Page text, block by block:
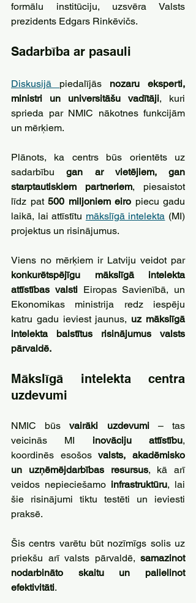
formālu institūciju, uzsvēra Valsts
prezidents Edgars Rinkēvičs.
Sadarbība ar pasauli
Diskusijā piedalījās nozaru eksperti,
ministri un universitāšu vadītāji, kuri
sprieda par NMIC nākotnes funkcijām
un mērķiem.
Plānots, ka centrs būs orientēts uz
sadarbību gan ar vietējiem, gan
starptautiskiem partneriem, piesaistot
līdz pat 500 miljoniem eiro piecu gadu
laikā, lai attīstītu mākslīgā intelekta (MI)
projektus un risinājumus.
Viens no mērķiem ir Latviju veidot par
konkurētspējīgu mākslīgā intelekta
attīstības valsti Eiropas Savienībā, un
Ekonomikas ministrija redz iespēju
katru gadu ieviest jaunus, uz mākslīgā
intelekta balstītus risinājumus valsts
pārvaldē.
Mākslīgā intelekta centra
uzdevumi
NMIC būs vairāki uzdevumi – tas
veicinās MI inovāciju attīstību,
koordinēs esošos valsts, akadēmisko
un uzņēmējdarbības resursus, kā arī
veidos nepieciešamo infrastruktūru, lai
šie risinājumi tiktu testēti un ieviesti
praksē.
Šis centrs varētu būt nozīmīgs solis uz
priekšu arī valsts pārvaldē, samazinot
nodarbināto skaitu un palielinot
efektivitāti.